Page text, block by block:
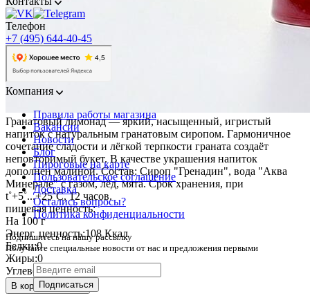
Гранатовый лимонад — яркий, насыщенный, игристый
напиток с натуральным гранатовым сиропом. Гармоничное
сочетание сладости и лёгкой терпкости граната создаёт
неповторимый букет. В качестве украшения напиток
дополнен малиной. Состав: Сироп "Гренадин", вода "Аква
Минерале" с газом, лёд, мята. Срок хранения, при
t˚+5˚...+25˚C, 12 часов.
пищевая ценность:
На 100 г
Энерг. ценность:108 Ккал
Белки:0
Жиры:0
Углеводы:26
В корзину • 290 ₽
Телефон
+7 (495) 644-40-45
Компания
Правила работы магазина
Вакансии
Новости
Блог
Пироговые на карте
Пользовательское соглашение
Доставка
Остались вопросы?
Политика конфиденциальности
Подпишитесь на нашу рассылку
Получайте специальные новости от нас и предложения первыми
Подписаться